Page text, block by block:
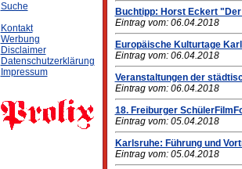
Suche
Kontakt
Werbung
Disclaimer
Datenschutzerklärung
Impressum
Buchtipp: Horst Eckert
Eintrag vom: 06.04.2018
Europäische Kulturtage
Eintrag vom: 06.04.2018
Veranstaltungen der
Eintrag vom: 06.04.2018
18. Freiburger
Eintrag vom: 05.04.2018
Karlsruhe: Führung und
Eintrag vom: 05.04.2018